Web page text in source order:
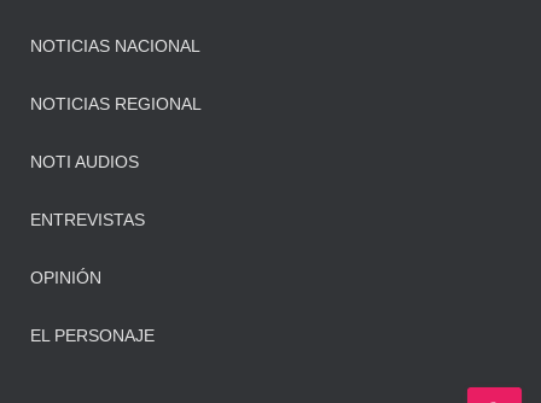
NOTICIAS NACIONAL
NOTICIAS REGIONAL
NOTI AUDIOS
ENTREVISTAS
OPINIÓN
EL PERSONAJE